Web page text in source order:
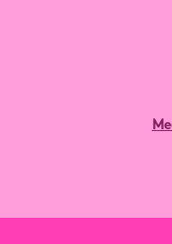
⛳️ Mini-golf ⚽